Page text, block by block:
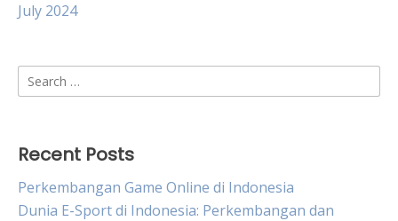
July 2024
Search
for:
Recent Posts
Perkembangan Game Online di Indonesia
Dunia E-Sport di Indonesia: Perkembangan dan